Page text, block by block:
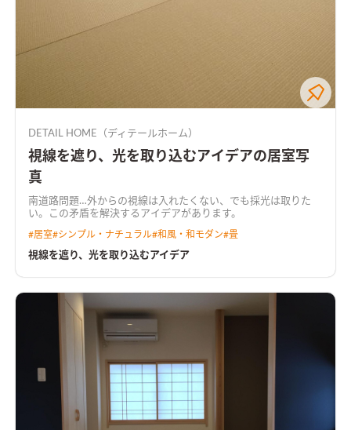
DETAIL HOME（ディテールホーム）
視線を遮り、光を取り込むアイデアの居室写
真
南道路問題…外からの視線は入れたくない、でも採光は取りた
い。この矛盾を解決するアイデアがあります。
#居室#シンプル・ナチュラル#和風・和モダン#畳
視線を遮り、光を取り込むアイデア